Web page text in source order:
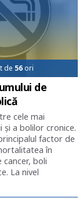
de 56ori
de
cele mai
și a bolilor cronice.
factor de
în
boli
La nivel